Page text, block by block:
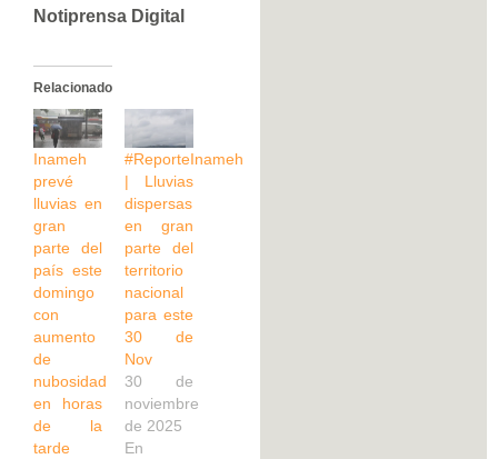
Notiprensa Digital
Relacionado
Inameh
prevé
lluvias en
gran
parte del
país este
domingo
con
aumento
de
nubosidad
en horas
de la
tarde
#ReporteInameh
| Lluvias
dispersas
en gran
parte del
territorio
nacional
para este
30 de
Nov
30 de
noviembre
de 2025
En